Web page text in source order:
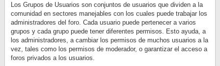
Los Grupos de Usuarios son conjuntos de usuarios que dividen a la
comunidad en sectores manejables con los cuales puede trabajar los
administradores del foro. Cada usuario puede pertenecer a varios
grupos y cada grupo puede tener diferentes permisos. Esto ayuda, a
los administradores, a cambiar los permisos de muchos usuarios a la
vez, tales como los permisos de moderador, o garantizar el acceso a
foros privados a los usuarios.